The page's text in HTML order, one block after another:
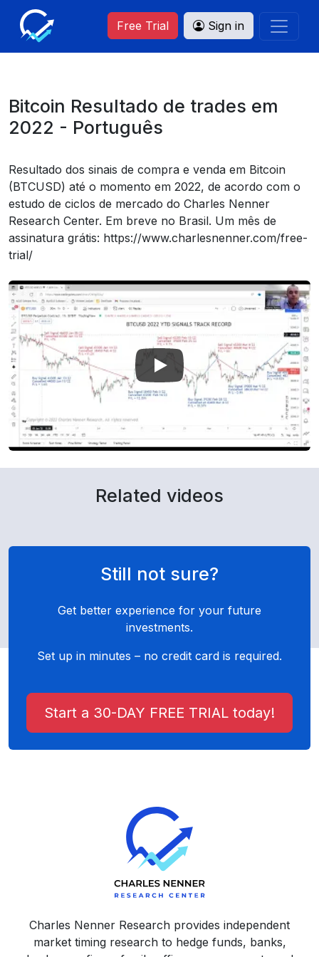
Free Trial Sign in
Bitcoin Resultado de trades em
2022 - Português
Resultado dos sinais de compra e venda em Bitcoin
(BTCUSD) até o momento em 2022, de acordo com o
estudo de ciclos de mercado do Charles Nenner
Research Center. Em breve no Brasil. Um mês de
assinatura grátis: https://www.charlesnenner.com/free-
trial/
Related videos
Still not sure?
Get better experience for your future
investments.
Set up in minutes – no credit card is required.
Start a 30-DAY FREE TRIAL today!
Charles Nenner Research provides independent
market timing research to hedge funds, banks,